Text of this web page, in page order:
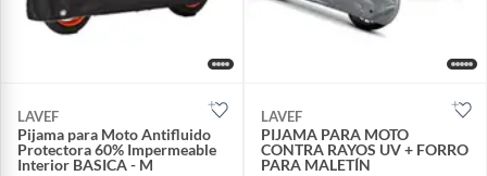
LAVEF
Pijama para Moto Antifluido
Protectora 60% Impermeable
Interior BASICA - M
LAVEF
PIJAMA PARA MOTO
CONTRA RAYOS UV + FORRO
PARA MALETÍN